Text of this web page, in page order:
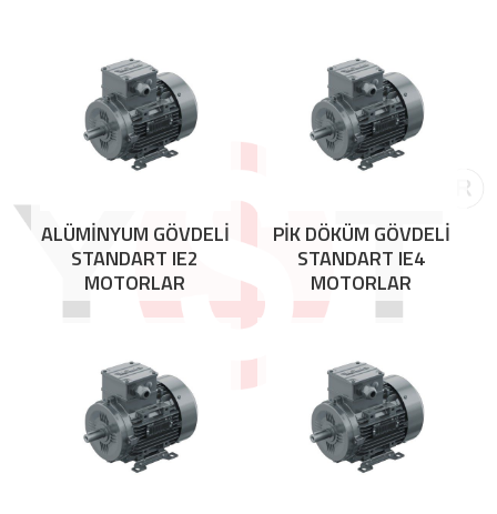
ALÜMİNYUM GÖVDELİ
STANDART IE2
MOTORLAR
PİK DÖKÜM GÖVDELİ
STANDART IE4
MOTORLAR